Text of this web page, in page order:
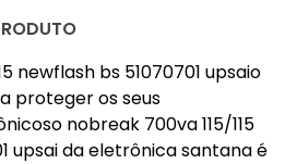
newflash bs 51070701 upsaio
proteger os seus
nobreak 700va 115/115
upsai da eletrônica santana é